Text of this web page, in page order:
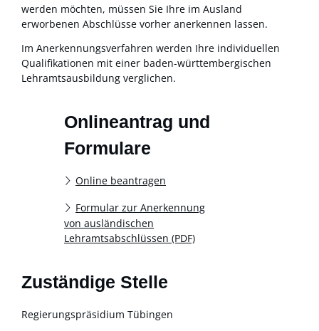
werden möchten, müssen Sie Ihre im Ausland
erworbenen Abschlüsse vorher anerkennen lassen.
Im Anerkennungsverfahren werden Ihre individuellen
Qualifi­kationen mit einer baden-württembergischen
Lehramtsausbildung verglichen.
Onlineantrag und
Formulare
Online beantragen
Formular zur Anerkennung
von ausländischen
Lehramtsabschlüssen (PDF)
Zuständige Stelle
Regierungspräsidium Tübingen